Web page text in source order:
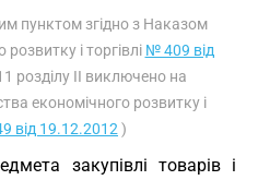
пунктом згідно з Наказом
і торгівлі № 409 від
розділу II виключено на
економічного розвитку і
від 19.12.2012 )
закупівлі товарів і